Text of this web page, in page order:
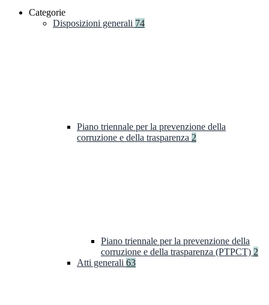
Categorie
Disposizioni generali 74
Piano triennale per la prevenzione della
corruzione e della trasparenza 2
Piano triennale per la prevenzione della
corruzione e della trasparenza (PTPCT) 2
Atti generali 63